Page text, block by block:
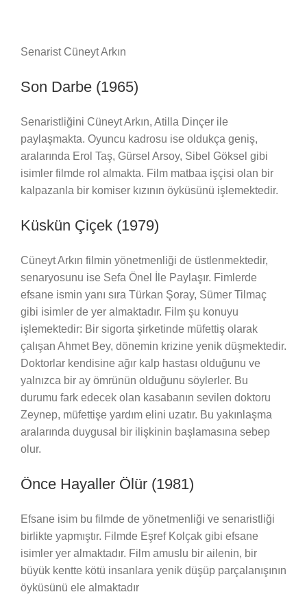
Senarist Cüneyt Arkın
Son Darbe (1965)
Senaristliğini Cüneyt Arkın, Atilla Dinçer ile
paylaşmakta. Oyuncu kadrosu ise oldukça geniş,
aralarında Erol Taş, Gürsel Arsoy, Sibel Göksel gibi
isimler filmde rol almakta. Film matbaa işçisi olan bir
kalpazanla bir komiser kızının öyküsünü işlemektedir.
Küskün Çiçek (1979)
Cüneyt Arkın filmin yönetmenliği de üstlenmektedir,
senaryosunu ise Sefa Önel İle Paylaşır. Fimlerde
efsane ismin yanı sıra Türkan Şoray, Sümer Tilmaç
gibi isimler de yer almaktadır. Film şu konuyu
işlemektedir: Bir sigorta şirketinde müfettiş olarak
çalışan Ahmet Bey, dönemin krizine yenik düşmektedir.
Doktorlar kendisine ağır kalp hastası olduğunu ve
yalnızca bir ay ömrünün olduğunu söylerler. Bu
durumu fark edecek olan kasabanın sevilen doktoru
Zeynep, müfettişe yardım elini uzatır. Bu yakınlaşma
aralarında duygusal bir ilişkinin başlamasına sebep
olur.
Önce Hayaller Ölür (1981)
Efsane isim bu filmde de yönetmenliği ve senaristliği
birlikte yapmıştır. Filmde Eşref Kolçak gibi efsane
isimler yer almaktadır. Film amuslu bir ailenin, bir
büyük kentte kötü insanlara yenik düşüp parçalanışının
öyküsünü ele almaktadır